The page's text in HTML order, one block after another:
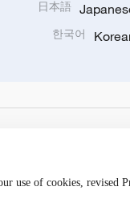
日本語
한국어
use of cookies, revised